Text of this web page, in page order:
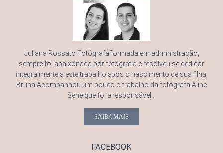
Juliana Rossato FotógrafaFormada em administração,
sempre foi apaixonada por fotografia e resolveu se dedicar
integralmente a este trabalho após o nascimento de sua filha,
Bruna.Acompanhou um pouco o trabalho da fotógrafa Aline
Sene que foi a responsável...
SAIBA MAIS
FACEBOOK